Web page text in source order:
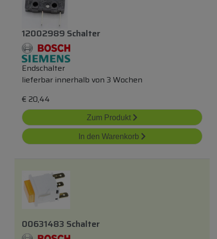
12002989 Schalter
Endschalter
lieferbar innerhalb von 3 Wochen
€ 20,44
Zum Produkt
In den Warenkorb
00631483 Schalter